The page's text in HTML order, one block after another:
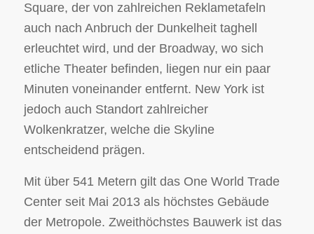
Square, der von zahlreichen Reklametafeln
auch nach Anbruch der Dunkelheit taghell
erleuchtet wird, und der Broadway, wo sich
etliche Theater befinden, liegen nur ein paar
Minuten voneinander entfernt. New York ist
jedoch auch Standort zahlreicher
Wolkenkratzer, welche die Skyline
entscheidend prägen.
Mit über 541 Metern gilt das One World Trade
Center seit Mai 2013 als höchstes Gebäude
der Metropole. Zweithöchstes Bauwerk ist das